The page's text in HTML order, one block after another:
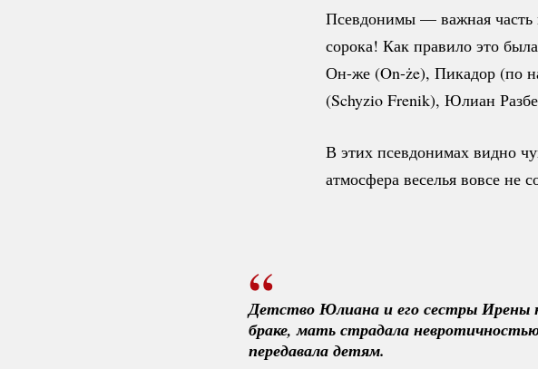
Псевдонимы — важная часть
сорока! Как правило это
Он-же (On-że), Пикадор (по
(Schyzio Frenik), Юлиан
В этих псевдонимах видно
атмосфера веселья вовсе не
Детство Юлиана и его сестры Ирены
браке, мать страдала
передавала детям.